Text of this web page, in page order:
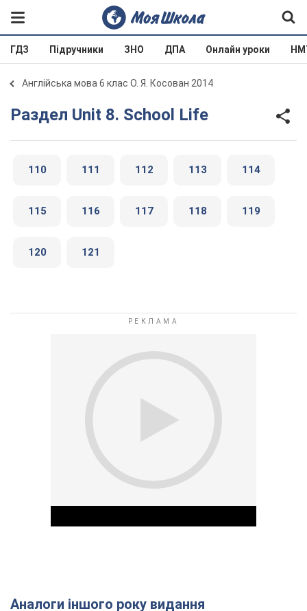
ГДЗ Підручники ЗНО ДПА Онлайн уроки
Англійська мова 6 клас О. Я. Косован 2014
Раздел Unit 8. School Life
110 111 112 113 114
115 116 117 118 119
120 121
Аналоги іншого року видання